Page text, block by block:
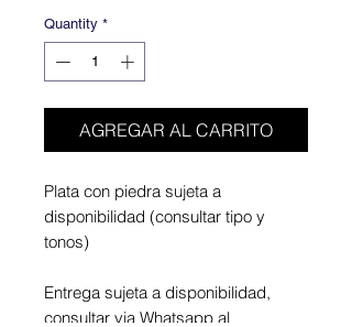
Quantity *
AGREGAR AL CARRITO
Plata con piedra sujeta a
disponibilidad (consultar tipo y
tonos)
Entrega sujeta a disponibilidad,
consultar via Whatsapp al